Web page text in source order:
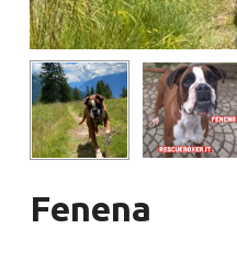
Fenena